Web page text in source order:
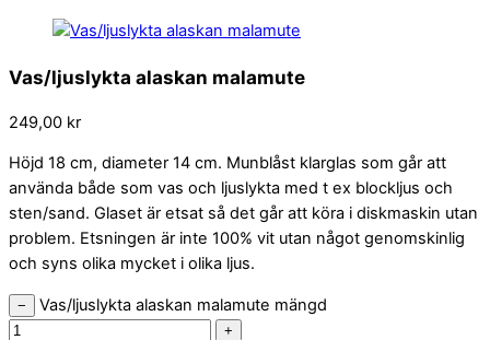
Vas/ljuslykta alaskan malamute
249,00 kr
Höjd 18 cm, diameter 14 cm. Munblåst klarglas som går att
använda både som vas och ljuslykta med t ex blockljus och
sten/sand. Glaset är etsat så det går att köra i diskmaskin utan
problem. Etsningen är inte 100% vit utan något genomskinlig
och syns olika mycket i olika ljus.
− Vas/ljuslykta alaskan malamute mängd
+